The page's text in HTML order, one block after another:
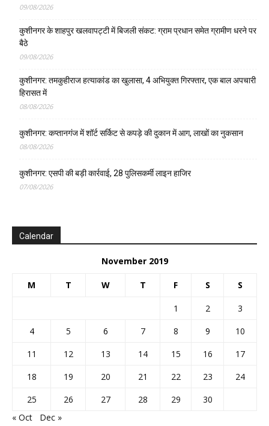
09/08/2026
कुशीनगर के शाहपुर खलवापट्टी में बिजली संकट: ग्राम प्रधान समेत ग्रामीण धरने पर
बैठे
09/08/2026
कुशीनगर: तमकुहीराज हत्याकांड का खुलासा, 4 अभियुक्त गिरफ्तार, एक बाल अपचारी
हिरासत में
08/08/2026
कुशीनगर: कप्तानगंज में शॉर्ट सर्किट से कपड़े की दुकान में आग, लाखों का नुकसान
08/08/2026
कुशीनगर: एसपी की बड़ी कार्रवाई, 28 पुलिसकर्मी लाइन हाजिर
07/08/2026
Calendar
November 2019
M T W T F S S
1 2
3
4
5 6 7 8 9
10
11
12 13 14 15 16
17
18
19 20 21 22 23
24
25
26 27 28 29
30
« Oct
Dec »